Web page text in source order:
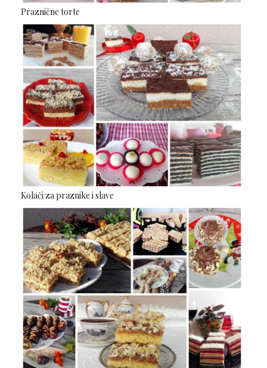
Praznične torte
Kolači za praznike i slave